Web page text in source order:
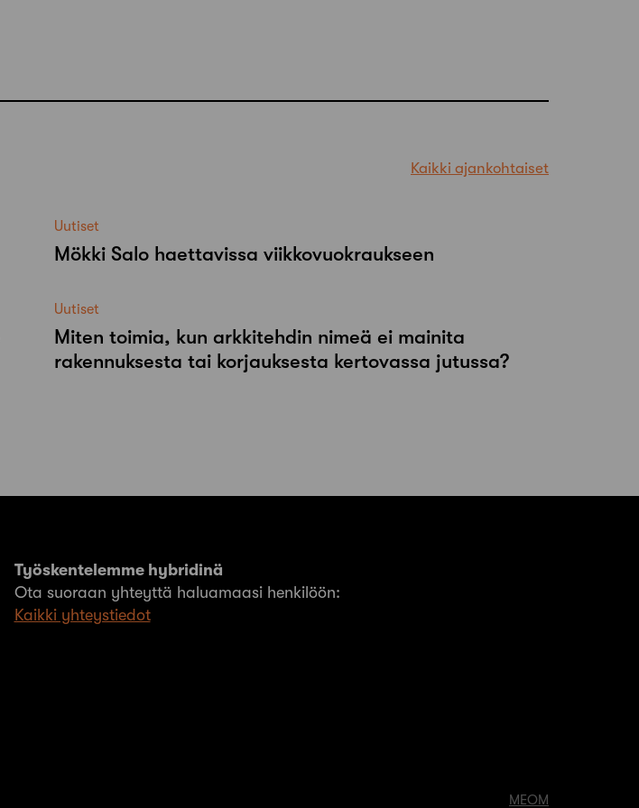
Kaikki ajankohtaiset
Uutiset
Mökki Salo haettavissa viikkovuokraukseen
Uutiset
Miten toimia, kun arkkitehdin nimeä ei mainita
rakennuksesta tai korjauksesta kertovassa jutussa?
Työskentelemme hybridinä
Ota suoraan yhteyttä haluamaasi henkilöön:
Kaikki yhteystiedot
MEOM